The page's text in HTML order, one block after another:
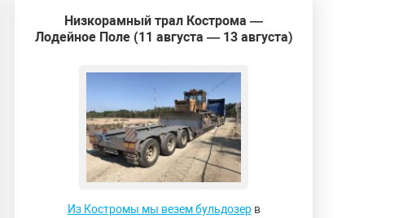
Низкорамный трал Кострома —
Лодейное Поле (11 августа — 13 августа)
Из Костромы мы везем бульдозерв